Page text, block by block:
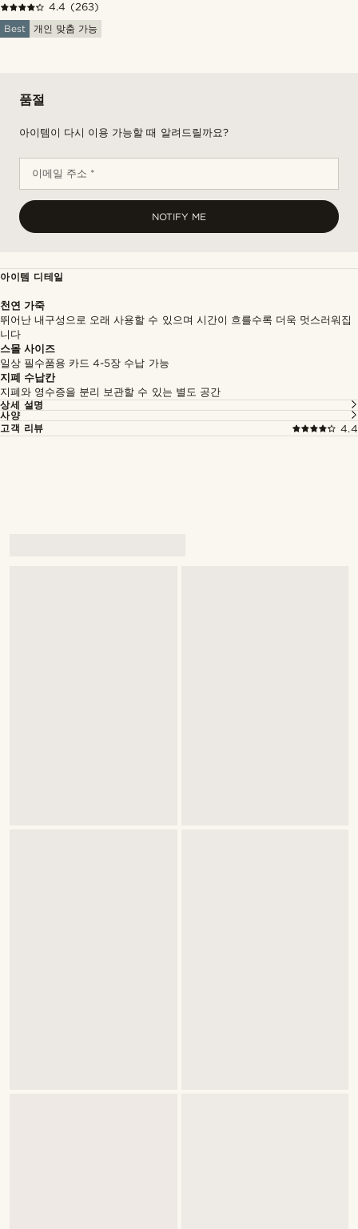
4.4 (263)
Best
개인 맞춤 가능
품절
아이템이 다시 이용 가능할 때 알려드릴까요?
이메일 주소 *
NOTIFY ME
아이템 디테일
천연 가죽
뛰어난 내구성으로 오래 사용할 수 있으며 시간이 흐를수록 더욱 멋스러워집
니다
스몰 사이즈
일상 필수품용 카드 4-5장 수납 가능
지폐 수납칸
지폐와 영수증을 분리 보관할 수 있는 별도 공간
상세 설명
사양
고객 리뷰
4.4